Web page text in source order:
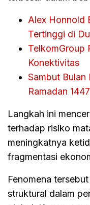
Alex Honnold
Tertinggi di
TelkomGroup
Konektivitas
Sambut Bulan
Ramadan
Langkah ini
terhadap risiko
meningkatnya
fragmentasi
Fenomena
struktural dalam